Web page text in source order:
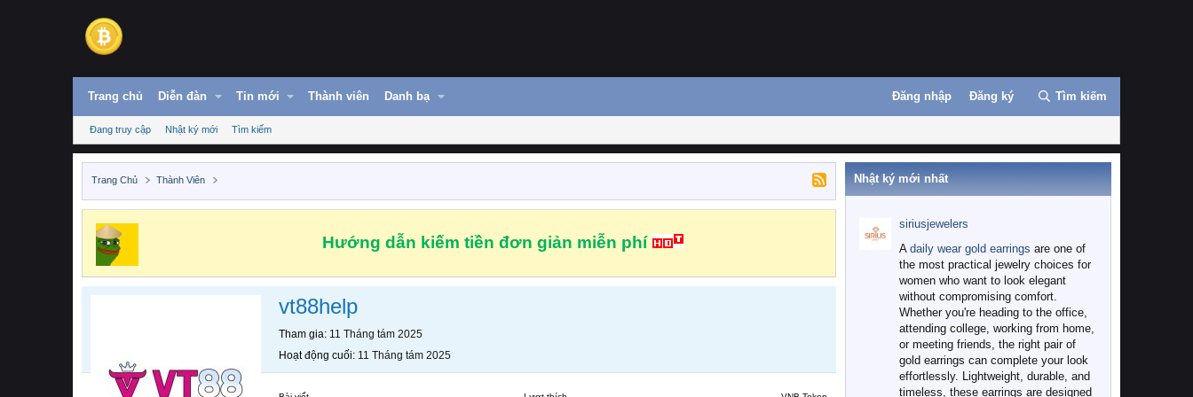
Trang chủ Diễn đàn Tin mới Thành viên Danh bạ Đăng nhập Đăng ký Tìm kiếm
Đang truy cập Nhật ký mới Tìm kiếm
Trang Chủ Thành Viên
Hướng dẫn kiếm tiền đơn giản miễn phí
vt88help
Tham gia 11 Tháng tám 2025
Hoạt động cuối 11 Tháng tám 2025
Nhật ký mới nhất
siriusjewelers
A daily wear gold earrings are one of
the most practical jewelry choices for
women who want to look elegant
without compromising comfort.
Whether you're heading to the office,
attending college, working from home,
or meeting friends, the right pair of
gold earrings can complete your look
effortlessly. Lightweight, durable, and
timeless, these earrings are designed